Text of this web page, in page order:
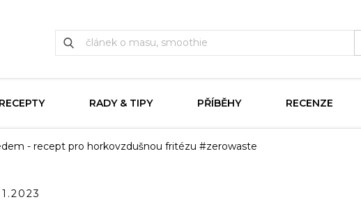
RECEPTY RADY & TIPY PŘÍBĚHY RECENZE
- recept pro horkovzdušnou fritézu #zerowaste